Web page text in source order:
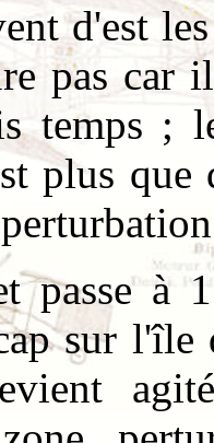
d'est
pas car
temps ;
plus
passe à
sur l'île